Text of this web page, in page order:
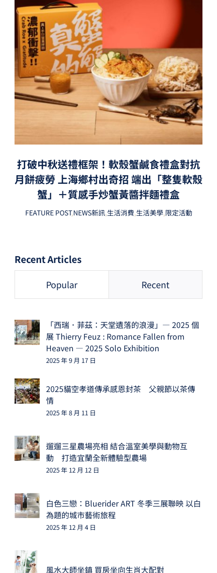
打破中秋送禮框架！軟殼蟹鹹食禮盒對抗
月餅疲勞 上海鄉村出奇招 端出「整隻軟殼
蟹」＋質感手炒蟹黃醬拌麵禮盒
FEATURE POST,NEWS新訊,生活消費,生活美學,限定活動
Recent Articles
Popular Recent
「西瑞．菲茲：天堂遺落的浪漫」— 2025 個
展 Thierry Feuz : Romance Fallen from
Heaven — 2025 Solo Exhibition
2025 年 9 月 17 日
2025貓空孝道傳承感恩封茶 父親節以茶傳
情
2025 年 8 月 11 日
遛遛三星農場亮相 結合溫室美學與動物互
動 打造宜蘭全新體驗型農場
2025 年 12 月 12 日
白色三戀：Bluerider ART 冬季三展聯映 以白
為題的城市藝術旅程
2025 年 12 月 4 日
風水大師坐鎮 買房坐向生肖大配對